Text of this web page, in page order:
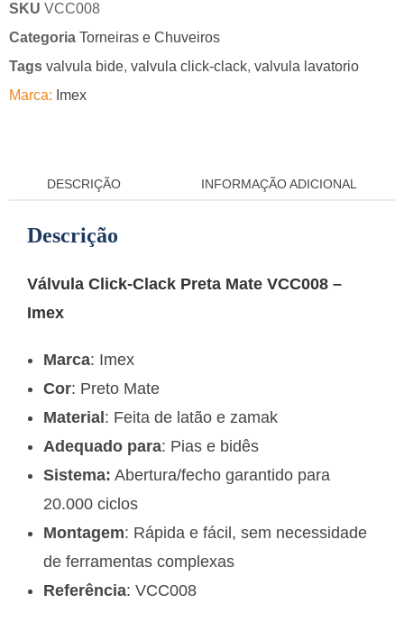
SKU VCC008
Categoria Torneiras e Chuveiros
Tags valvula bide, valvula click-clack, valvula lavatorio
Marca: Imex
DESCRIÇÃO INFORMAÇÃO ADICIONAL
Descrição
Válvula Click-Clack Preta Mate VCC008 –
Imex
Marca: Imex
Cor: Preto Mate
Material: Feita de latão e zamak
Adequado para: Pias e bidês
Sistema: Abertura/fecho garantido para
20.000 ciclos
Montagem: Rápida e fácil, sem necessidade
de ferramentas complexas
Referência: VCC008